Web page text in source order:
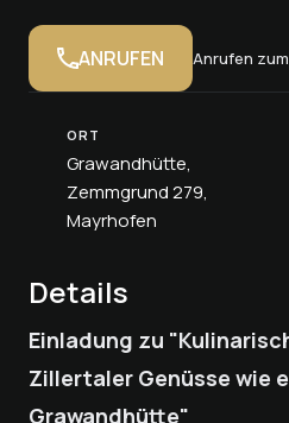
ANRUFEN Anrufen
ORT
Grawandhütte,
Zemmgrund 279,
Mayrhofen
Details
Einladung zu
Zillertaler Genüsse wie
Grawandhütte"